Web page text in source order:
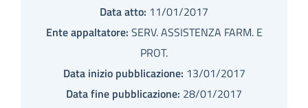
Data atto: 11/01/2017
Ente appaltatore: SERV. ASSISTENZA FARM. E
PROT.
Data inizio pubblicazione: 13/01/2017
Data fine pubblicazione: 28/01/2017